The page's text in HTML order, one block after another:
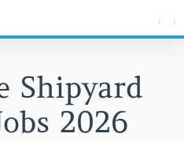
Shipyard
2026